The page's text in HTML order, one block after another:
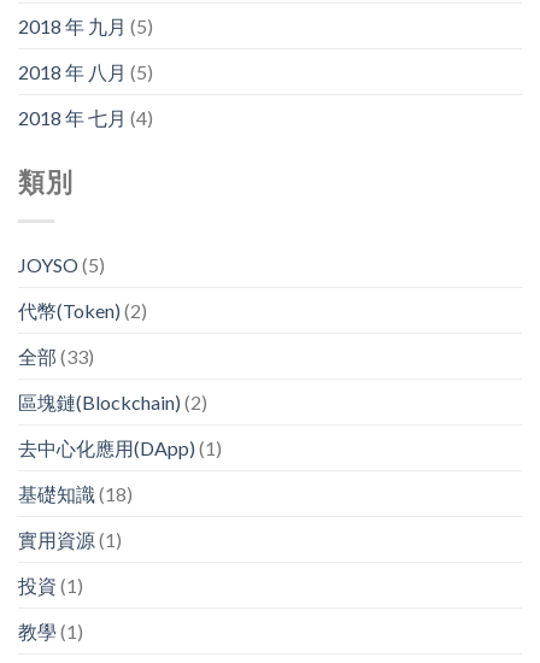
2018 年 九月 (5)
2018 年 八月 (5)
2018 年 七月 (4)
類別
JOYSO(5)
代幣(Token) (2)
全部 (33)
區塊鏈(Blockchain) (2)
去中心化應用(DApp) (1)
基礎知識 (18)
實用資源(1)
投資 (1)
教學 (1)